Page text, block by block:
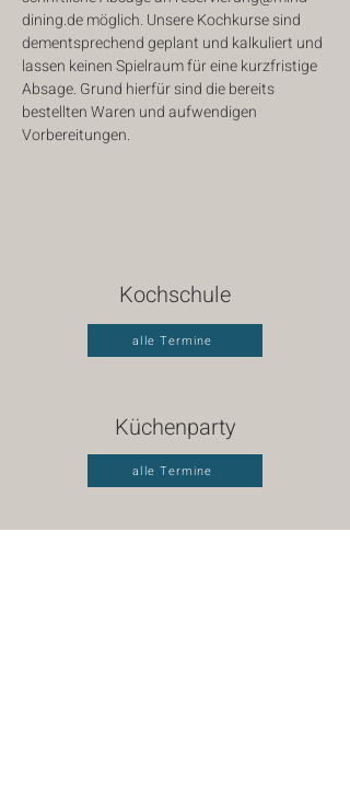
dining.de möglich. Unsere Kochkurse sind
dementsprechend geplant und kalkuliert und
lassen keinen Spielraum für eine kurzfristige
Absage. Grund hierfür sind die bereits
bestellten Waren und aufwendigen
Vorbereitungen.
Kochschule
alle Termine
Küchenparty
alle Termine